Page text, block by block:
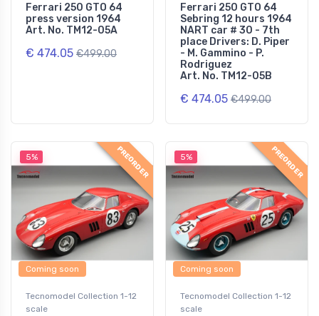
Ferrari 250 GTO 64
press version 1964
Art. No. TM12-05A
€ 474.05 €499.00
Ferrari 250 GTO 64
Sebring 12 hours 1964
NART car # 30 - 7th
place Drivers: D. Piper
- M. Gammino - P.
Rodriguez
Art. No. TM12-05B
€ 474.05 €499.00
5% PREORDER
Coming soon
Tecnomodel Collection 1-12
scale
5% PREORDER
Coming soon
Tecnomodel Collection 1-12
scale